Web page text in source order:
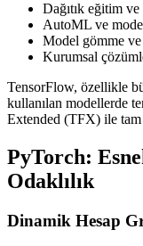
Dağıtık eğitim
AutoML ve
Model gömme
Kurumsal
TensorFlow, özellikle
kullanılan modellerde
Extended (TFX) ile
PyTorch:
Odaklılık
Dinamik Hesap